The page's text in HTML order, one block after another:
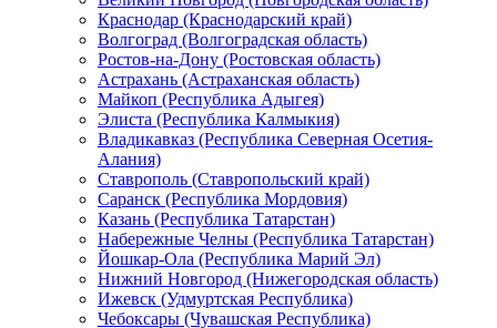
Краснодар (Краснодарский край)
Волгоград (Волгоградская область)
Ростов-на-Дону (Ростовская область)
Астрахань (Астраханская область)
Майкоп (Республика Адыгея)
Элиста (Республика Калмыкия)
Владикавказ (Республика Северная Осетия-
Алания)
Ставрополь (Ставропольский край)
Саранск (Республика Мордовия)
Казань (Республика Татарстан)
Набережные Челны (Республика Татарстан)
Йошкар-Ола (Республика Марий Эл)
Нижний Новгород (Нижегородская область)
Ижевск (Удмуртская Республика)
Чебоксары (Чувашская Республика)